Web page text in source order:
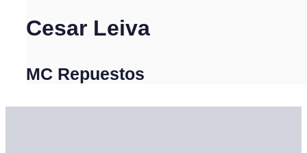
Cesar Leiva
MC Repuestos